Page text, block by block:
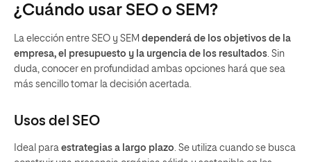
¿Cuándo usar SEO o SEM?
La elección entre SEO y SEM dependerá de los objetivos de la
empresa, el presupuesto y la urgencia de los resultados. Sin
duda, conocer en profundidad ambas opciones hará que sea
más sencillo tomar la decisión acertada.
Usos del SEO
Ideal para estrategias a largo plazo. Se utiliza cuando se busca